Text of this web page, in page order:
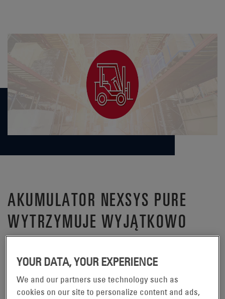
AKUMULATOR NEXSYS PURE
WYTRZYMUJE WYJĄTKOWO
TRUDNE WARUNKI – FILM O
EKSTREMALNEJ
WYTRZYMAŁOŚCI
YOUR DATA, YOUR EXPERIENCE
We and our partners use technology such as
cookies on our site to personalize content and ads,